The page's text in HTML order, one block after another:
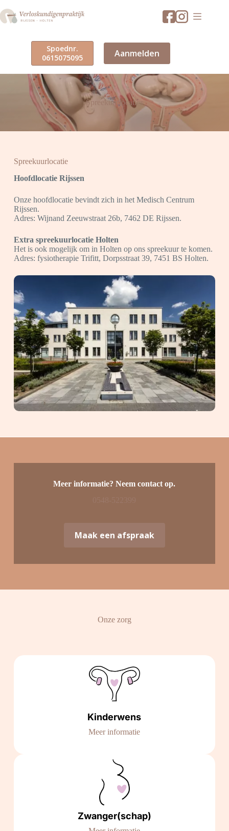
naar
de
Spoednr.
0615075095
Aanmelden
Spreekuurlocaties
Spreekuurlocatie
Hoofdlocatie Rijssen
Onze hoofdlocatie bevindt zich in het Medisch Centrum
Rijssen.
Adres: Wijnand Zeeuwstraat 26b, 7462 DE Rijssen.
Extra spreekuurlocatie Holten
Het is ook mogelijk om in Holten op ons spreekuur te komen.
Adres: fysiotherapie Trifitt, Dorpsstraat 39, 7451 BS Holten.
Meer informatie? Neem contact op.
Maak een afspraak
Onze zorg
Kinderwens
Meer informatie
Zwanger(schap)